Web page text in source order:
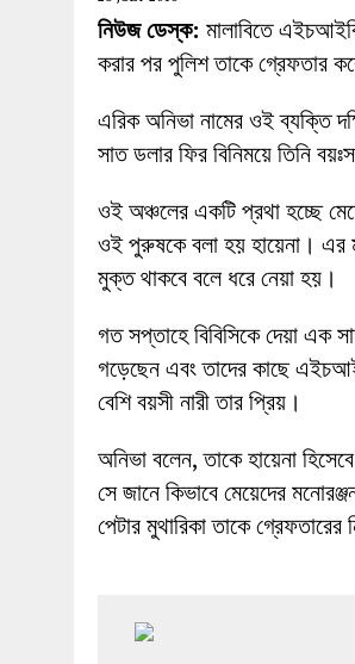
27 MAY 2026 | লোহাগড়ায়
1 AUGUST 2026 | লোহাগড়ায়
নিউজ ডেস্ক: মালাবিতে
করার পর পুলিশ তাকে গ্রেফতার
এরিক অনিভা নামের ওই ব্যক্তি
সাত ডলার ফির বিনিময়ে তিনি
ওই অঞ্চলের একটি প্রথা হচ্ছে
ওই পুরুষকে বলা হয় হায়েনা। এর
মুক্ত থাকবে বলে ধরে নেয়া হয়।
গত সপ্তাহে বিবিসিকে দেয়া এক
গড়েছেন এবং তাদের কাছে
বেশি বয়সী নারী তার প্রিয়।
অনিভা বলেন, তাকে হায়েনা
সে জানে কিভাবে মেয়েদের
পেটার মুথারিকা তাকে গ্রেফতারের